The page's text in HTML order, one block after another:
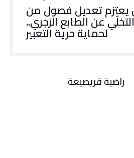
يعتزم تعديل فصول من
54: التخلّي عن الطابع الزجري..
لحماية حرية التعبير
راضية قريصيعة